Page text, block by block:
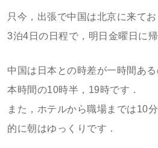
只今，出張で中国は北京に来てお
3泊4日の日程で，明日金曜日に
中国は日本との時差が一時間あ
本時間の10時半，19時です．
また，ホテルから職場までは10
的に朝はゆっくりです．